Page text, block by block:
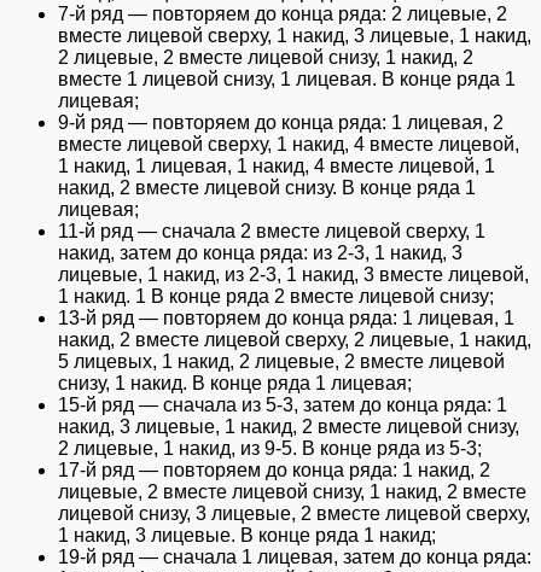
7-й ряд — повторяем до конца ряда: 2 лицевые, 2
вместе лицевой сверху, 1 накид, 3 лицевые, 1 накид,
2 лицевые, 2 вместе лицевой снизу, 1 накид, 2
вместе 1 лицевой снизу, 1 лицевая. В конце ряда 1
лицевая;
9-й ряд — повторяем до конца ряда: 1 лицевая, 2
вместе лицевой сверху, 1 накид, 4 вместе лицевой,
1 накид, 1 лицевая, 1 накид, 4 вместе лицевой, 1
накид, 2 вместе лицевой снизу. В конце ряда 1
лицевая;
11-й ряд — сначала 2 вместе лицевой сверху, 1
накид, затем до конца ряда: из 2-3, 1 накид, 3
лицевые, 1 накид, из 2-3, 1 накид, 3 вместе лицевой,
1 накид. 1 В конце ряда 2 вместе лицевой снизу;
13-й ряд — повторяем до конца ряда: 1 лицевая, 1
накид, 2 вместе лицевой сверху, 2 лицевые, 1 накид,
5 лицевых, 1 накид, 2 лицевые, 2 вместе лицевой
снизу, 1 накид. В конце ряда 1 лицевая;
15-й ряд — сначала из 5-3, затем до конца ряда: 1
накид, 3 лицевые, 1 накид, 2 вместе лицевой снизу,
2 лицевые, 1 накид, из 9-5. В конце ряда из 5-3;
17-й ряд — повторяем до конца ряда: 1 накид, 2
лицевые, 2 вместе лицевой снизу, 1 накид, 2 вместе
лицевой снизу, 3 лицевые, 2 вместе лицевой сверху,
1 накид, 3 лицевые. В конце ряда 1 накид;
19-й ряд — сначала 1 лицевая, затем до конца ряда: